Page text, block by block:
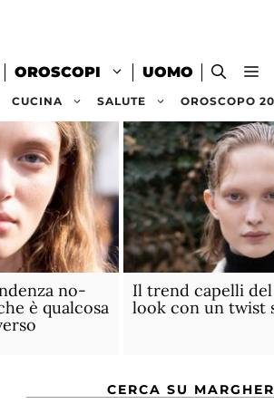
OROSCOPI UOMO
CUCINA SALUTE OROSCOPO
no-
è qualcosa
Il trend capelli
look con un twist
CERCA SU